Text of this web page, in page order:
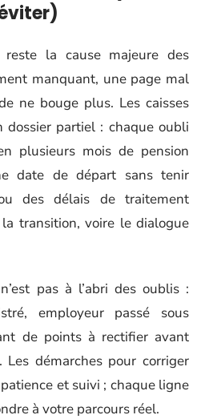
reste la cause majeure des
manquant, une page mal
ne bouge plus. Les caisses
dossier partiel : chaque oubli
plusieurs mois de pension
date de départ sans tenir
des délais de traitement
transition, voire le dialogue
pas à l’abri des oublis :
employeur passé sous
de points à rectifier avant
démarches pour corriger
et suivi ; chaque ligne
à votre parcours réel.